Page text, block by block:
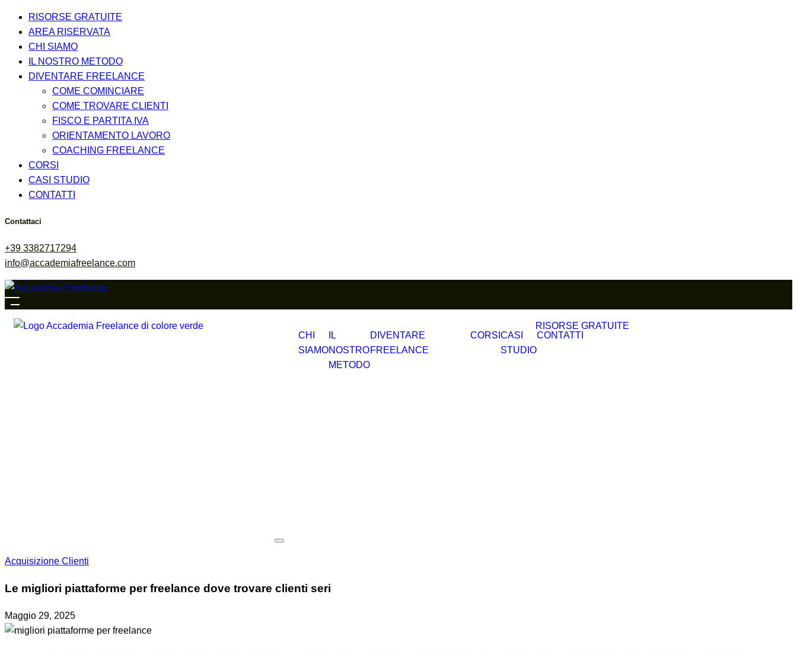
RISORSE GRATUITE
AREA RISERVATA
CHI SIAMO
IL NOSTRO METODO
DIVENTARE FREELANCE
COME COMINCIARE
COME TROVARE CLIENTI
FISCO E PARTITA IVA
ORIENTAMENTO LAVORO
COACHING FREELANCE
CORSI
CASI STUDIO
CONTATTI
Contattaci
+39 3382717294
info@accademiafreelance.com
CHI
SIAMO
IL
NOSTRO
METODO
DIVENTARE
FREELANCE
CORSI CASI
STUDIO
CONTATTI
RISORSE GRATUITE
Acquisizione Clienti
Le migliori piattaforme per freelance dove trovare clienti seri
Maggio 29, 2025